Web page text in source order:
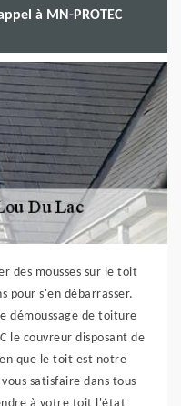
à MN-PROTEC
des mousses sur le toit
pour s'en débarrasser.
démoussage de toiture
le couvreur disposant de
que le toit est notre
satisfaire dans tous